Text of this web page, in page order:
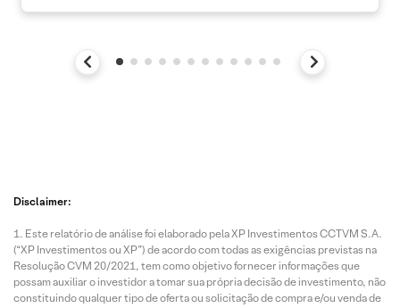
Disclaimer:
Este relatório de análise foi elaborado pela XP Investimentos CCTVM S.A.
(“XP Investimentos ou XP”) de acordo com todas as exigências previstas na
Resolução CVM 20/2021, tem como objetivo fornecer informações que
possam auxiliar o investidor a tomar sua própria decisão de investimento, não
constituindo qualquer tipo de oferta ou solicitação de compra e/ou venda de